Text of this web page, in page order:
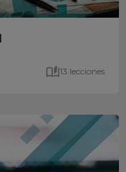
13 lecciones